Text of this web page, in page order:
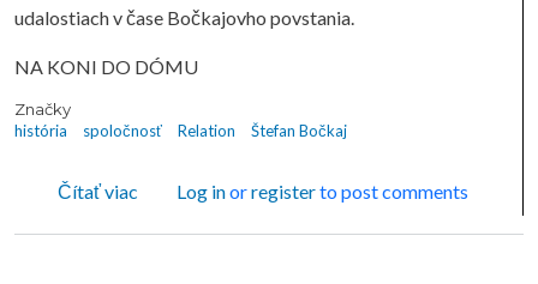
udalostiach v čase Bočkajovho povstania.
NA KONI DO DÓMU
Značky
história
spoločnosť Relation Štefan Bočkaj
Čítať viaco RELATION
Log inorregisterto post comments